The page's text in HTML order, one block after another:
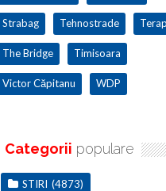
Strabag Tehnostrade
The Bridge Timisoara
Victor Căpitanu WDP
Categorii populare
STIRI (4873)